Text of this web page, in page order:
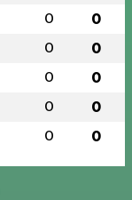
0 0
0 0
0 0
0 0
0 0